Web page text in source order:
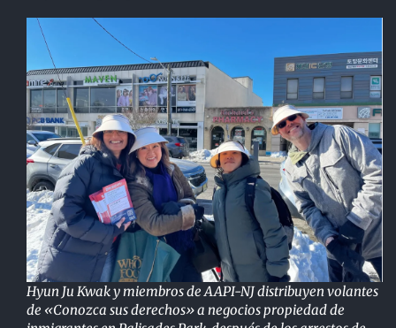
Hyun Ju Kwak y miembros de AAPI-NJ distribuyen volantes
de «Conozca sus derechos» a negocios propiedad de